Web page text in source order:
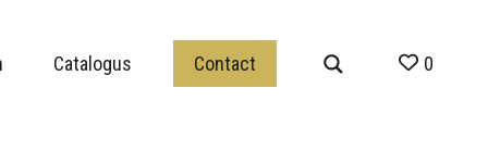
Catalogus Contact 0